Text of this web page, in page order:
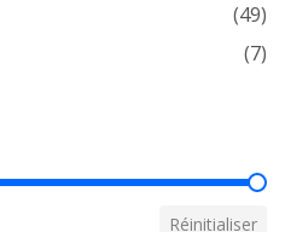
(49)
(7)
Réinitialiser